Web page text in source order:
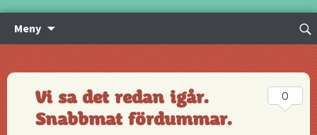
Meny
innehåll
Sök
Vi sa det redan igår.
Snabbmat fördummar.
0